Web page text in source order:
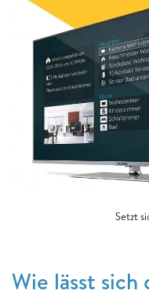
Setzt
Wie lässt sich